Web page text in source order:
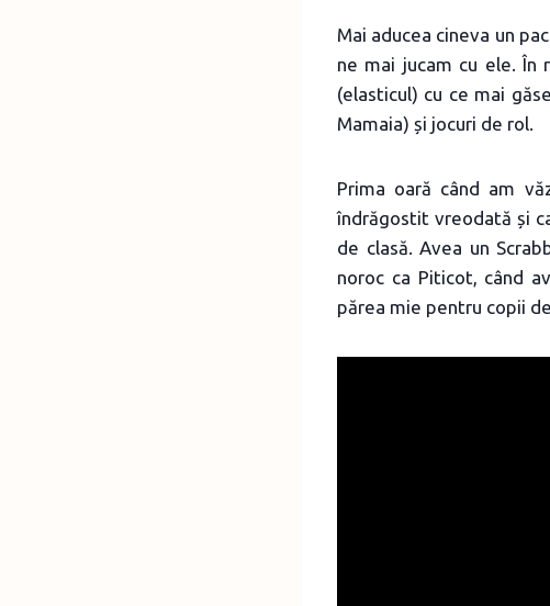
Mai aducea cineva un
ne mai jucam cu ele. În
(elasticul) cu ce mai
Mamaia) și jocuri de rol.
Prima oară când am
îndrăgostit vreodată și
de clasă. Avea un
noroc ca Piticot, când
părea mie pentru copii